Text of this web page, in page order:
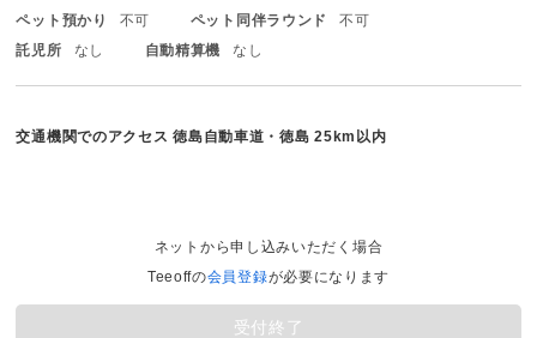
ペット預かり
不可 ペット同伴ラウンド
不可
託児所
なし 自動精算機 なし
交通機関でのアクセス徳島自動車道・徳島 25km以内
ネットから申し込みいただく場合
Teeoffの会員登録が必要になります
受付終了